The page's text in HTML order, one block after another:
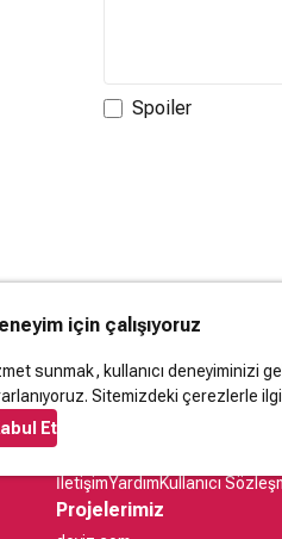
Spoiler
için çalışıyoruz
sunmak, kullanıcı deneyiminizi
Sitemizdeki çerezlerle
Et
Destek
İletişimYardımKullanıcı
Projelerimiz